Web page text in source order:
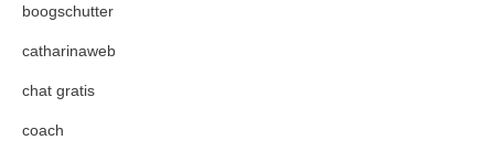
boogschutter
catharinaweb
chat gratis
coach